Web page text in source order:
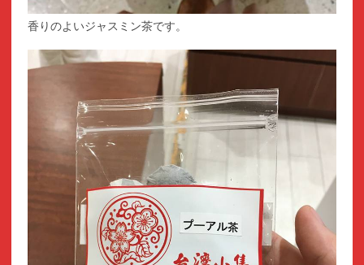
香りのよいジャスミン茶です。